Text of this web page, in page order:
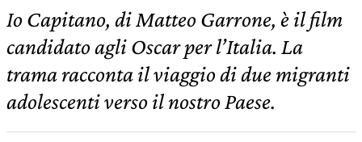
Io Capitano, di Matteo Garrone, è il film
candidato agli Oscar per l’Italia. La
trama racconta il viaggio di due migranti
adolescenti verso il nostro Paese.